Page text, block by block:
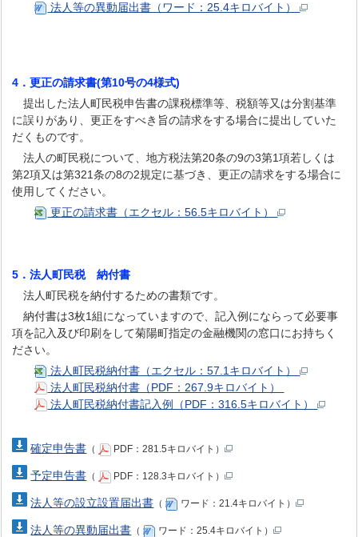
法人等の異動届出書（ワード：25.4キロバイト）
4．更正の請求書(第10号の4様式)
提出した法人町民税申告書の課税標準等、税額等又は分割基準
に誤りがあり、更正をすべき旨の請求をする場合に提出していた
だくものです。
法人の町民税について、地方税法第20条の9の3第1項若しくは
第2項又は第321条の8の2規定に基づき、更正の請求をする場合に
使用してください。
更正の請求書（エクセル：56.5キロバイト）
5．法人町民税 納付書
法人町民税を納付するための書類です。
納付書は3枚1組になっていますので、記入例にならって必要事
項を記入及び印刷をして菊陽町指定の金融機関の窓口にお持ちく
ださい。
法人町民税納付書（エクセル：57.1キロバイト）
法人町民税納付書（PDF：267.9キロバイト）
法人町民税納付書記入例（PDF：316.5キロバイト）
確定申告書 （ PDF：281.5キロバイト）
予定申告書 （ PDF：128.3キロバイト）
法人等の設立設置届出書 （ ワード：21.4キロバイト）
法人等の異動届出書 （ ワード：25.4キロバイト）